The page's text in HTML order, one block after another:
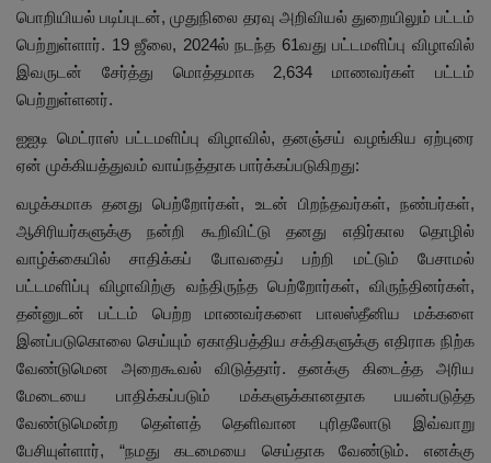
பொறியியல் படிப்புடன், முதுநிலை தரவு அறிவியல் துறையிலும் பட்டம்
பெற்றுள்ளார். 19 ஜீலை, 2024ல் நடந்த 61வது பட்டமளிப்பு விழாவில்
இவருடன் சேர்த்து மொத்தமாக 2,634 மாணவர்கள் பட்டம்
பெற்றுள்ளனர்.
ஐஐடி மெட்ராஸ் பட்டமளிப்பு விழாவில், தனஞ்சய் வழங்கிய ஏற்புரை
ஏன் முக்கியத்துவம் வாய்நத்தாக பார்க்கப்படுகிறது:
வழக்கமாக தனது பெற்றோர்கள், உடன் பிறந்தவர்கள், நண்பர்கள்,
ஆசிரியர்களுக்கு நன்றி கூறிவிட்டு தனது எதிர்கால தொழில்
வாழ்க்கையில் சாதிக்கப் போவதைப் பற்றி மட்டும் பேசாமல்
பட்டமளிப்பு விழாவிற்கு வந்திருந்த பெற்றோர்கள், விருந்தினர்கள்,
தன்னுடன் பட்டம் பெற்ற மாணவர்களை பாலஸ்தீனிய மக்களை
இனப்படுகொலை செய்யும் ஏகாதிபத்திய சக்திகளுக்கு எதிராக நிற்க
வேண்டுமென அறைகூவல் விடுத்தார். தனக்கு கிடைத்த அரிய
மேடையை பாதிக்கப்படும் மக்களுக்கானதாக பயன்படுத்த
வேண்டுமென்ற தெள்ளத் தெளிவான புரிதலோடு இவ்வாறு
பேசியுள்ளார், “நமது கடமையை செய்தாக வேண்டும். எனக்கு